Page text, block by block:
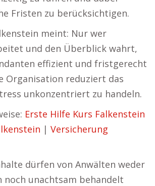
Fristen zu berücksichtigen.
meint: Nur wer
und den Überblick wahrt,
effizient und fristgerecht
Organisation reduziert das
unkonzentriert zu handeln.
Erste Hilfe Kurs Falkenstein
| Versicherung
dürfen von Anwälten weder
noch unachtsam behandelt